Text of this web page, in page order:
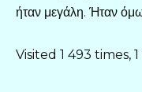
ήταν μεγάλη. Ήταν
Visited 1 493 times,